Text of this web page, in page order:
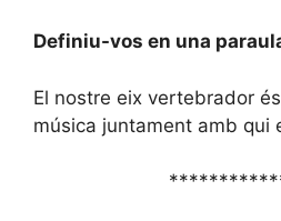
Definiu-vos en una
El nostre eix vertebrador
música juntament amb qui